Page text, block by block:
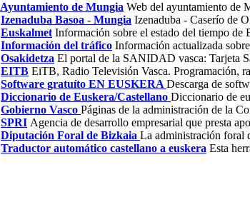
Ayuntamiento de Mungia Web del ayuntamiento de
Izenaduba Basoa - Mungia Izenaduba - Caserío de
Euskalmet Información sobre el estado del tiempo de
Información del tráfico Información actualizada
Osakidetza El portal de la SANIDAD vasca: Tarjeta
EITB EiTB, Radio Televisión Vasca. Programación,
Software gratuíto EN EUSKERA Descarga de
Diccionario de Euskera/Castellano Diccionario de
Gobierno Vasco Páginas de la administración de la
SPRI Agencia de desarrollo empresarial que presta
Diputación Foral de Bizkaia La administración foral
Traductor automático castellano a euskera Esta